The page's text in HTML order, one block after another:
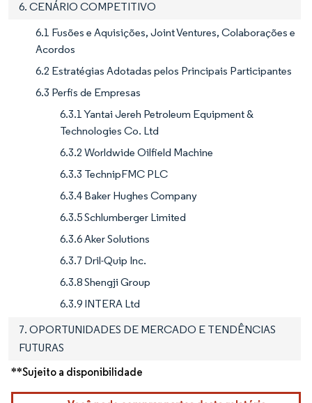
6. CENÁRIO COMPETITIVO
6.1 Fusões e Aquisições, Joint Ventures, Colaborações e
Acordos
6.2 Estratégias Adotadas pelos Principais Participantes
6.3 Perfis de Empresas
6.3.1 Yantai Jereh Petroleum Equipment &
Technologies Co. Ltd
6.3.2 Worldwide Oilfield Machine
6.3.3 TechnipFMC PLC
6.3.4 Baker Hughes Company
6.3.5 Schlumberger Limited
6.3.6 Aker Solutions
6.3.7 Dril-Quip Inc.
6.3.8 Shengji Group
6.3.9 INTERA Ltd
7. OPORTUNIDADES DE MERCADO E TENDÊNCIAS
FUTURAS
**Sujeito a disponibilidade